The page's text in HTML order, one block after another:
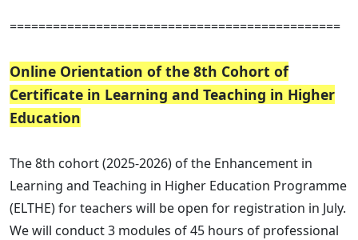
==============================================
Online Orientation of the 8th Cohort of
Certificate in Learning and Teaching in Higher
Education
The 8th cohort (2025-2026) of the Enhancement in
Learning and Teaching in Higher Education Programme
(ELTHE) for teachers will be open for registration in July.
We will conduct 3 modules of 45 hours of professional